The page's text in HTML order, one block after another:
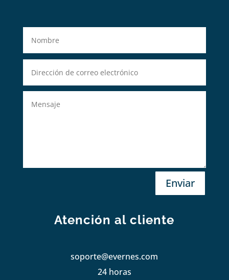
Enviar
Atención al cliente
soporte@evernes.com
24 horas